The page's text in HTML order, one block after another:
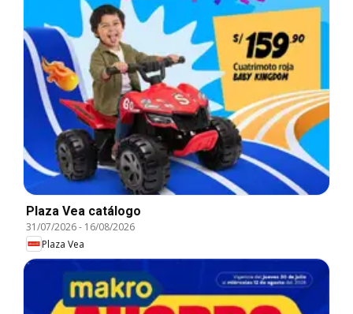
Plaza Vea catálogo
31/07/2026- 16/08/2026
Plaza Vea